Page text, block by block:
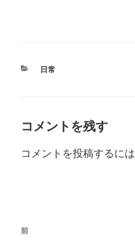
カ
ー
日常
コメントを残す
コメントを投稿するには
投
前
前